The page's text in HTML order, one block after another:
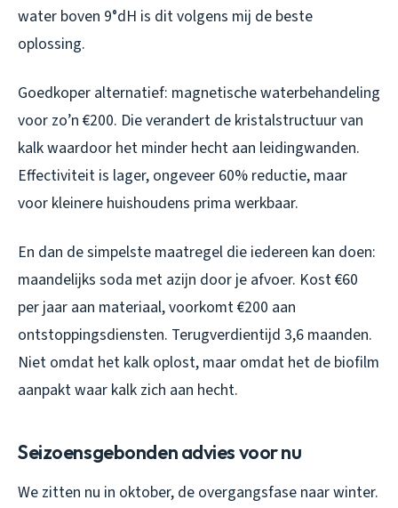
water boven 9°dH is dit volgens mij de beste
oplossing.
Goedkoper alternatief: magnetische waterbehandeling
voor zo’n €200. Die verandert de kristalstructuur van
kalk waardoor het minder hecht aan leidingwanden.
Effectiviteit is lager, ongeveer 60% reductie, maar
voor kleinere huishoudens prima werkbaar.
En dan de simpelste maatregel die iedereen kan doen:
maandelijks soda met azijn door je afvoer. Kost €60
per jaar aan materiaal, voorkomt €200 aan
ontstoppingsdiensten. Terugverdientijd 3,6 maanden.
Niet omdat het kalk oplost, maar omdat het de biofilm
aanpakt waar kalk zich aan hecht.
Seizoensgebonden advies voor nu
We zitten nu in oktober, de overgangsfase naar winter.